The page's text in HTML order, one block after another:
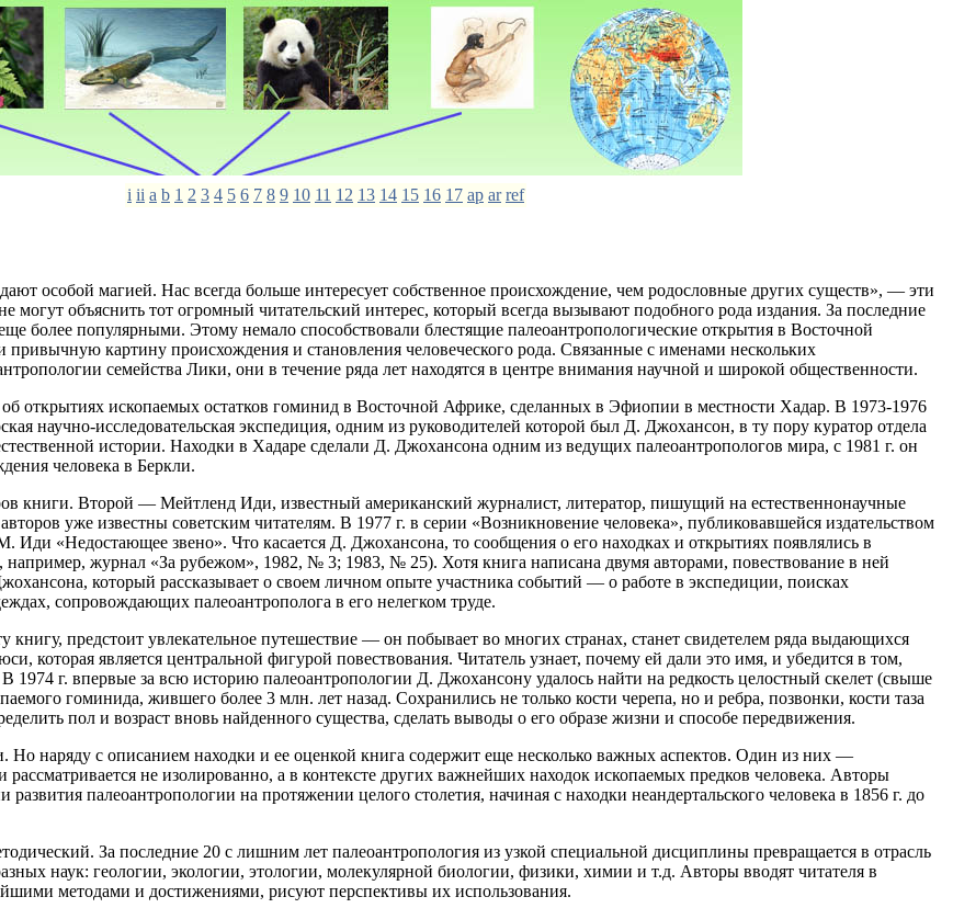
i ii a b 1 2 3 4 5 6 7 8 9 10 11 12 13 14 15 16 17 ap ar ref
особой магией. Нас всегда больше интересует собственное происхождение, чем родословные других существ», — эти
могут объяснить тот огромный читательский интерес, который всегда вызывают подобного рода издания. За последние
более популярными. Этому немало способствовали блестящие палеоантропологические открытия в Восточной
картину происхождения и становления человеческого рода. Связанные с именами нескольких
семейства Лики, они в течение ряда лет находятся в центре внимания научной и широкой общественности.
об открытиях ископаемых остатков гоминид в Восточной Африке, сделанных в Эфиопии в местности Хадар. В 1973-1976
научно-исследовательская экспедиция, одним из руководителей которой был Д. Джохансон, в ту пору куратор отдела
истории. Находки в Хадаре сделали Д. Джохансона одним из ведущих палеоантропологов мира, с 1981 г. он
человека в Беркли.
книги. Второй — Мейтленд Иди, известный американский журналист, литератор, пишущий на естественнонаучные
уже известны советским читателям. В 1977 г. в серии «Возникновение человека», публиковавшейся издательством
Иди «Недостающее звено». Что касается Д. Джохансона, то сообщения о его находках и открытиях появлялись в
например, журнал «За рубежом», 1982, № 3; 1983, № 25). Хотя книга написана двумя авторами, повествование в ней
который рассказывает о своем личном опыте участника событий — о работе в экспедиции, поисках
сопровождающих палеоантрополога в его нелегком труде.
книгу, предстоит увлекательное путешествие — он побывает во многих странах, станет свидетелем ряда выдающихся
которая является центральной фигурой повествования. Читатель узнает, почему ей дали это имя, и убедится в том,
1974 г. впервые за всю историю палеоантропологии Д. Джохансону удалось найти на редкость целостный скелет (свыше
гоминида, жившего более 3 млн. лет назад. Сохранились не только кости черепа, но и ребра, позвонки, кости таза
пол и возраст вновь найденного существа, сделать выводы о его образе жизни и способе передвижения.
наряду с описанием находки и ее оценкой книга содержит еще несколько важных аспектов. Один из них —
не изолированно, а в контексте других важнейших находок ископаемых предков человека. Авторы
палеоантропологии на протяжении целого столетия, начиная с находки неандертальского человека в 1856 г. до
За последние 20 с лишним лет палеоантропология из узкой специальной дисциплины превращается в отрасль
наук: геологии, экологии, этологии, молекулярной биологии, физики, химии и т.д. Авторы вводят читателя в
методами и достижениями, рисуют перспективы их использования.